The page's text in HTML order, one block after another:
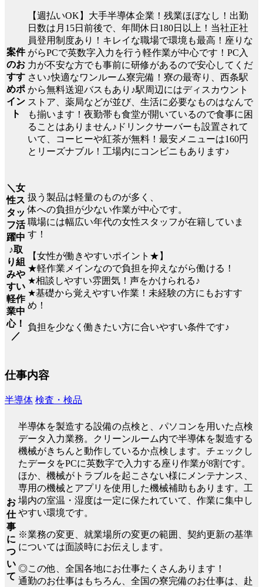
案件
のお
すす
めポ
イン
ト
【週払いOK】大手半導体企業！残業ほぼなし！出勤
日数は月15日前後で、年間休日180日以上！当社正社
員登用制度あり！キレイな職場で環境も最高！座りな
がらPCで英数字入力を行う軽作業が中心です！PC入
力が不安な方でも事前に研修があるので安心してくだ
さい♪快適なワンルーム寮完備！寮の最寄り、西条駅
から無料送迎バスもあり♪駅周辺にはディスカウント
ストア、薬局などが並び、生活に必要なものはなんで
も揃います！夜勤帯も食堂が開いているので食事に困
ることはありません♪ドリンクサーバーも設置されて
いて、コーヒーや紅茶が無料！最安メニューは160円
とリーズナブル！工場内にコンビニもあります♪
＼女
性ス
タッ
フ活
躍中
♪取
り組
みや
すい
軽作
業中
心！
／
扱う製品は軽量のものが多く、
体への負担が少ない作業が中心です。
職場には幅広い年代の女性スタッフが在籍していま
す！
【女性が働きやすいポイント★】
★軽作業メインなので負担を抑えながら働ける！
★相談しやすい雰囲気！声をかけられる♪
★基礎から覚えやすい作業！未経験の方にもおすす
め！
負担を少なく働きたい方に合いやすい条件です♪
仕事内容
半導体 検査・検品
お
仕
事
に
つ
い
て
半導体を製造する設備の点検と、パソコンを用いた点検
データ入力業務。クリーンルーム内で半導体を製造する
機械がきちんと動作しているか点検します。チェックし
たデータをPCに英数字で入力する座り作業が8割です。
ほか、機械がトラブルを起こさない様にメンテナンス、
専用の機械とアプリを使用した機械補助もあります。工
場内の室温・湿度は一定に保たれていて、作業に集中し
やすい環境です。
※業務の変更、就業場所の変更の範囲、契約更新の基準
については面談時にお伝えします。
◎この他、全国各地にお仕事たくさんあります！
通勤のお仕事はもちろん、全国の寮完備のお仕事は、赴